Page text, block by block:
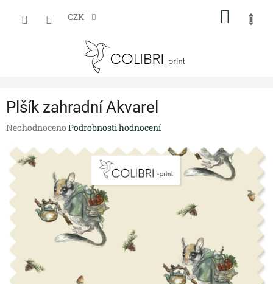
CZK
Plšík zahradní Akvarel
Průměrné
produktu
0,0
z
hvězdiček.
Neohodnoceno Podrobnosti hodnocení